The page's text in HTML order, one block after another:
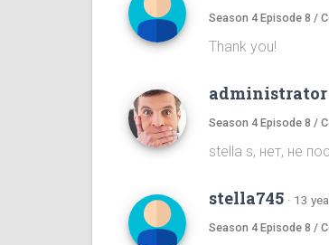
Season 4 Episode 8 /
Thank you!
administrator
Season 4 Episode 8 /
stella s, нет, не
stella745 · 13
Season 4 Episode 8 /